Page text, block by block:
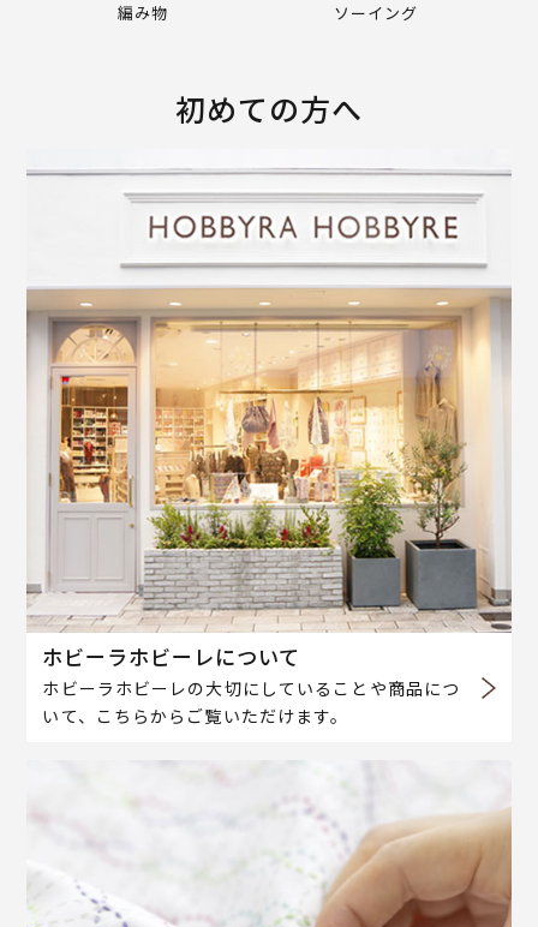
編み物 ソーイング
初めての方へ
ホビーラホビーレについて
ホビーラホビーレの大切にしていることや商品につ
いて、こちらからご覧いただけます。